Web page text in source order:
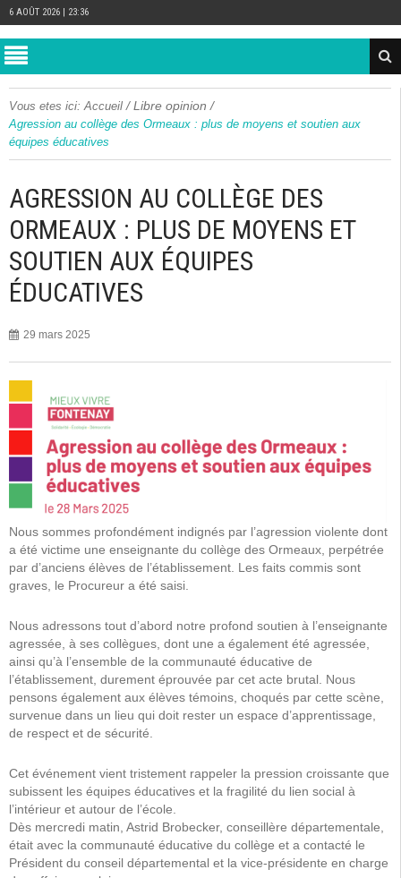
6 AOÛT 2026 | 23:36
Vous etes ici: Accueil /Libre opinion /
Agression au collège des Ormeaux : plus de moyens et soutien aux
équipes éducatives
AGRESSION AU COLLÈGE DES
ORMEAUX : PLUS DE MOYENS ET
SOUTIEN AUX ÉQUIPES
ÉDUCATIVES
29 mars 2025
Nous sommes profondément indignés par l’agression violente dont
a été victime une enseignante du collège des Ormeaux, perpétrée
par d’anciens élèves de l’établissement. Les faits commis sont
graves, le Procureur a été saisi.
Nous adressons tout d’abord notre profond soutien à l’enseignante
agressée, à ses collègues, dont une a également été agressée,
ainsi qu’à l’ensemble de la communauté éducative de
l’établissement, durement éprouvée par cet acte brutal. Nous
pensons également aux élèves témoins, choqués par cette scène,
survenue dans un lieu qui doit rester un espace d’apprentissage,
de respect et de sécurité.
Cet événement vient tristement rappeler la pression croissante que
subissent les équipes éducatives et la fragilité du lien social à
l’intérieur et autour de l’école.
Dès mercredi matin, Astrid Brobecker, conseillère départementale,
était avec la communauté éducative du collège et a contacté le
Président du conseil départemental et la vice-présidente en charge